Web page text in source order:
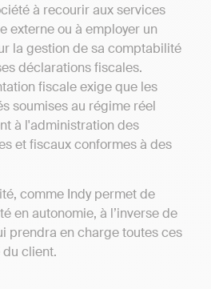
à recourir aux services
externe ou à employer un
la gestion de sa comptabilité
déclarations fiscales.
fiscale exige que les
soumises au régime réel
à l'administration des
et fiscaux conformes à des
comme Indy permet de
en autonomie, à l’inverse de
prendra en charge toutes ces
client.